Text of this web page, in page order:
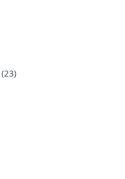
(23)